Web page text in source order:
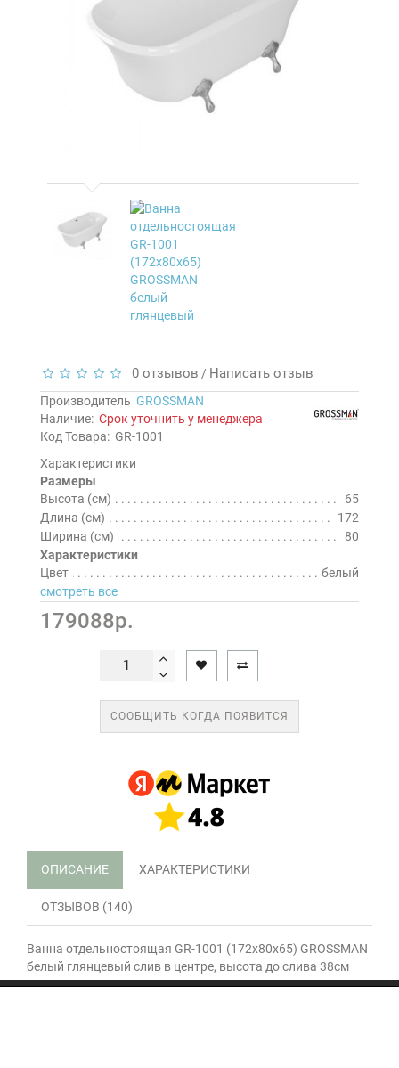
0 отзывов / Написать отзыв
Производитель GROSSMAN
Наличие: Срок уточнить у менеджера
Код Товара: GR-1001
Характеристики
Размеры
Высота (см)
65
Длина (см)
172
Ширина (см)
80
Характеристики
Цвет
белый
смотреть все
179088р.
СООБЩИТЬ КОГДА ПОЯВИТСЯ
ОПИСАНИЕ ХАРАКТЕРИСТИКИ
ОТЗЫВОВ (140)
Ванна отдельностоящая GR-1001 (172x80x65) GROSSMAN
белый глянцевый слив в центре, высота до слива 38см